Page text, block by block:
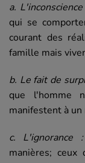
a. L'inconscience
qui se
courant des
famille mais
b. Le fait de
que l'homme
manifestent à
c. L'ignorance :
manières;